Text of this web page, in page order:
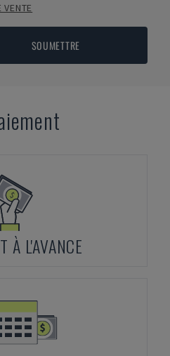
SOUMETTRE
À L'AVANCE